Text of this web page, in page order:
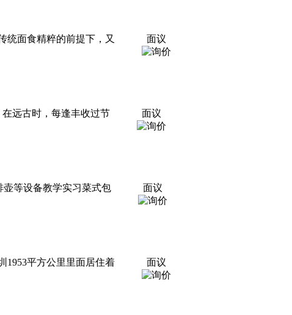
统面食精粹的前提下，又
面议
远古时，每逢丰收过节
面议
等设备教学实习菜式包
面议
1953平方公里里面居住着
面议